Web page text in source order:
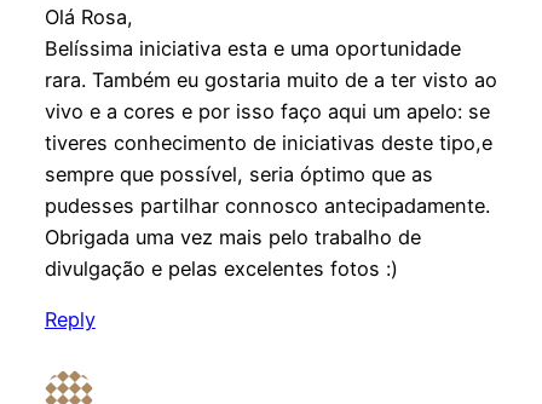
Olá Rosa,
Belíssima iniciativa esta e uma oportunidade
rara. Também eu gostaria muito de a ter visto ao
vivo e a cores e por isso faço aqui um apelo: se
tiveres conhecimento de iniciativas deste tipo,e
sempre que possível, seria óptimo que as
pudesses partilhar connosco antecipadamente.
Obrigada uma vez mais pelo trabalho de
divulgação e pelas excelentes fotos :)
Reply